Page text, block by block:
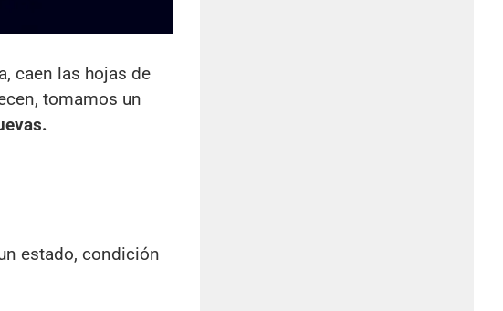
caen las hojas de
tomamos un
estado, condición